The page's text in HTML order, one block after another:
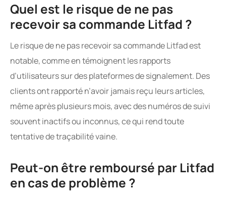
Quel est le risque de ne pas
recevoir sa commande Litfad ?
Le risque de ne pas recevoir sa commande Litfad est
notable, comme en témoignent les rapports
d’utilisateurs sur des plateformes de signalement. Des
clients ont rapporté n’avoir jamais reçu leurs articles,
même après plusieurs mois, avec des numéros de suivi
souvent inactifs ou inconnus, ce qui rend toute
tentative de traçabilité vaine.
Peut-on être remboursé par Litfad
en cas de problème ?